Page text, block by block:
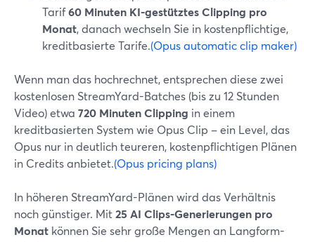
Tarif60 Minuten KI-gestütztes Clipping pro
Monat, danach wechseln Sie in kostenpflichtige,
kreditbasierte Tarife.(Opus automatic clip maker)
Wenn man das hochrechnet, entsprechen diese zwei
kostenlosen StreamYard-Batches (bis zu 12 Stunden
Video) etwa 720 Minuten Clipping in einem
kreditbasierten System wie Opus Clip – ein Level, das
Opus nur in deutlich teureren, kostenpflichtigen Plänen
in Credits anbietet.(Opus pricing plans)
In höheren StreamYard-Plänen wird das Verhältnis
noch günstiger. Mit25 AI Clips-Generierungen pro
Monat können Sie sehr große Mengen an Langform-